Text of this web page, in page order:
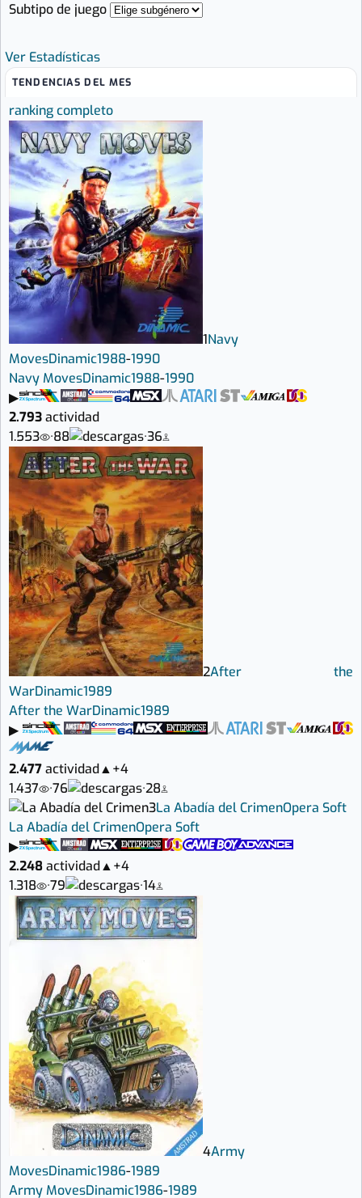
Subtipo de juego
Ver Estadísticas
TENDENCIAS DEL MES
ranking completo
1Navy
MovesDinamic1988-1990
Navy MovesDinamic1988-1990
▶
2.793actividad
1.553
·88 ·36
2After the
WarDinamic1989
After the WarDinamic1989
▶
2.477actividad▲+4
1.437
·76 ·28
3La Abadía del CrimenOpera Soft
La Abadía del CrimenOpera Soft
▶
2.248actividad▲+4
1.318
·79 ·14
4Army
MovesDinamic1986-1989
Army MovesDinamic1986-1989